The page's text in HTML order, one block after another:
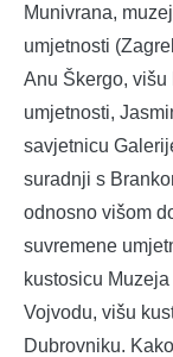
Munivrana,
umjetnosti
Anu Škergo,
umjetnosti,
savjetnicu
suradnji s
odnosno višom
suvremene
kustosicu
Vojvodu, višu
Dubrovniku.